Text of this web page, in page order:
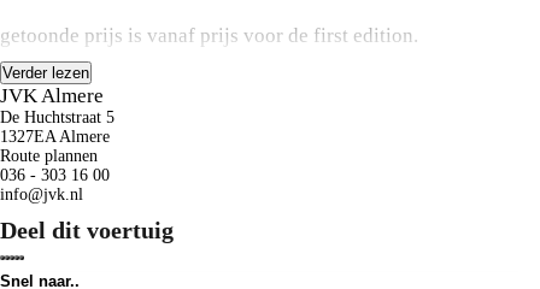
getoonde prijs is vanaf prijs voor de first edition.
Bij Janssen Van Kouwen begrijpen we hoe belangrijk
gemoedsrust is bij de aankoop van een occasion. Daarom
bieden we een uitgebreid afleverpakket aan voor slechts € 995.
Naast de standaard 12 maanden garantie profiteert u met dit
pakket van extra zekerheid. Uw occasion wordt grondig onder
handen genomen met een uitgebreide onderhoudsbeurt, 12
maanden overdraagbare garantie, pechhulp in heel Europa,
Verder lezen
JVK Almere
De Huchtstraat 5
1327EA Almere
Route plannen
036 - 303 16 00
info@jvk.nl
Deel dit voertuig
Snel naar..